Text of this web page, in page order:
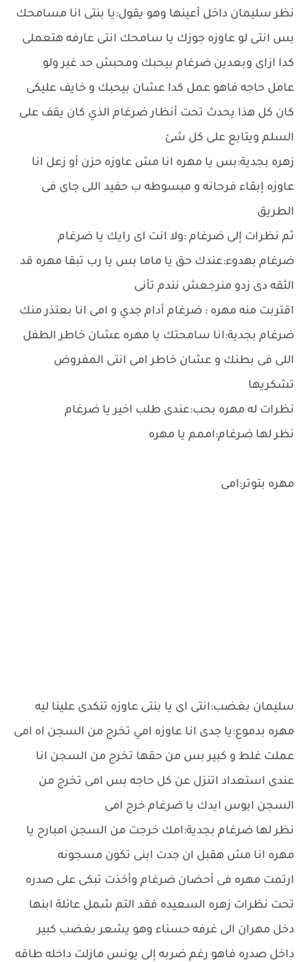
نظر سليمان داخل أعينها وهو يقول:يا بنتى انا مسامحك
بس انتى لو عاوزه جوزك يا سامحك انتى عارفه هتعملى
كدا ازاى وبعدين ضرغام بيحبك ومحبش حد غير ولو
عامل حاجه فاهو عمل كدا عشان بيحبك و خايف عليكى
كان كل هذا يحدث تحت أنظار ضرغام الذي كان يقف على
السلم ويتابع على كل شئ
زهره بجدية:بس يا مهره انا مش عاوزه حزن أو زعل انا
عاوزه إبقاء فرحانه و مبسوطه ب حفيد اللى جاى فى
الطريق
ثم نظرات إلى ضرغام :ولا انت اى رايك يا ضرغام
ضرغام بهدوء:عندك حق يا ماما بس يا رب تبقا مهره قد
الثقه دى زدو منرجعش نندم تأنى
اقتربت منه مهره : ضرغام أدام جدي و امى انا بعتذر منك
ضرغام بجدية:انا سامحتك يا مهره عشان خاطر الطفل
اللى فى بطنك و عشان خاطر امى انتى المفروض
تشكريها
نظرات له مهره بحب:عندى طلب اخير يا ضرغام
نظر لها ضرغام:اممم يا مهره
مهره بتوتر:امى
سليمان بغضب:انتى اى يا بنتى عاوزه تنكدى علينا ليه
مهره بدموع:يا جدى انا عاوزه امي تخرج من السجن اه امى
عملت غلط و كبير بس من حقها تخرج من السجن انا
عندى استعداد اتنزل عن كل حاجه بس امى تخرج من
السجن ابوس ايدك يا ضرغام خرج امى
نظر لها ضرغام بجدية:امك خرجت من السجن امبارح يا
مهره انا مش هقبل ان جدت ابنى تكون مسجونه
ارتمت مهره فى أحضان ضرغام وأخذت تبكى على صدره
تحت نظرات زهره السعيده فقد التم شمل عائلة ابنها
دخل مهران الى غرفه حسناء وهو يشعر بغضب كبير
داخل صدره فاهو رغم ضربه إلى يونس مازلت داخله طاقه